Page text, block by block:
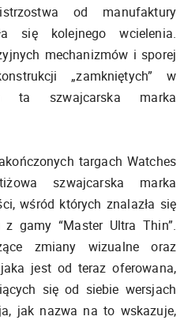
od manufaktury
się kolejnego wcielenia.
mechanizmów i sporej
„zamkniętych” w
ta szwajcarska marka
targach Watches
szwajcarska marka
wśród których znalazła się
gamy “Master Ultra Thin”.
zmiany wizualne oraz
jest od teraz oferowana,
się od siebie wersjach
jak nazwa na to wskazuje,